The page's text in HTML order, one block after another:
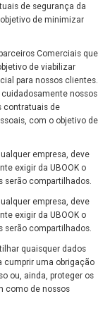
de segurança da
de minimizar
Comerciais que
de viabilizar
para nossos clientes.
nossos
contratuais de
com o objetivo de
empresa, deve
exigir da UBOOK o
serão compartilhados.
empresa, deve
exigir da UBOOK o
serão compartilhados.
quaisquer dados
cumprir uma obrigação
ou, ainda, proteger os
como de nossos